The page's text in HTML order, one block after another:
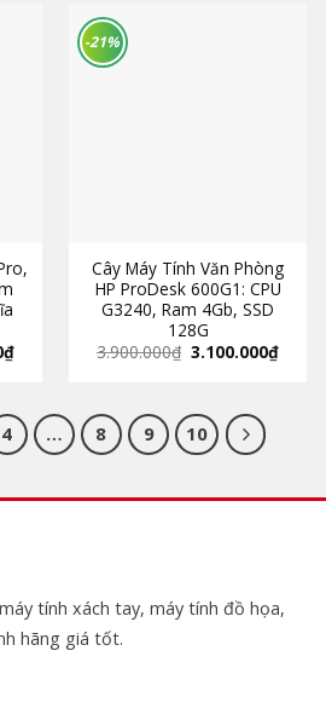
₫
-21%
Cây Máy Tính Văn Phòng
HP ProDesk 600G1: CPU
G3240, Ram 4Gb, SSD
128G
3.900.000₫ 3.100.000₫
4 … 8 9 10
tính xách tay, máy tính đồ họa,
hãng giá tốt.